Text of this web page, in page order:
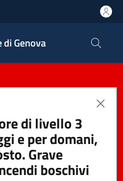
di Genova
di livello 3
e per domani,
Grave
boschivi